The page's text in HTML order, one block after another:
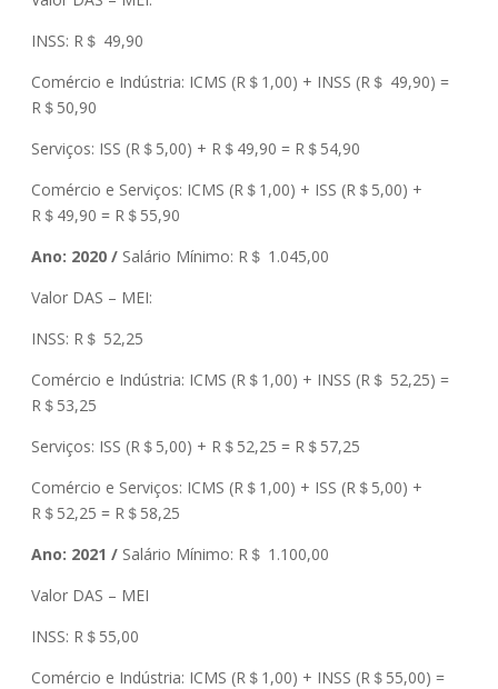
INSS: R＄ 49,90
Comércio e Indústria: ICMS (R＄1,00) + INSS (R＄ 49,90) =
R＄50,90
Serviços: ISS (R＄5,00) + R＄49,90 = R＄54,90
Comércio e Serviços: ICMS (R＄1,00) + ISS (R＄5,00) +
R＄49,90 = R＄55,90
Ano: 2020 / Salário Mínimo: R＄ 1.045,00
Valor DAS – MEI:
INSS: R＄ 52,25
Comércio e Indústria: ICMS (R＄1,00) + INSS (R＄ 52,25) =
R＄53,25
Serviços: ISS (R＄5,00) + R＄52,25 = R＄57,25
Comércio e Serviços: ICMS (R＄1,00) + ISS (R＄5,00) +
R＄52,25 = R＄58,25
Ano: 2021 / Salário Mínimo: R＄ 1.100,00
Valor DAS – MEI
INSS: R＄55,00
Comércio e Indústria: ICMS (R＄1,00) + INSS (R＄55,00) =